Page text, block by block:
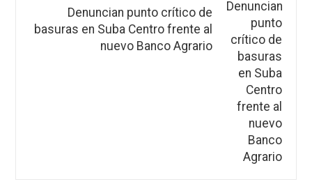
Denuncian punto crítico de
basuras en Suba Centro frente al
nuevo Banco Agrario